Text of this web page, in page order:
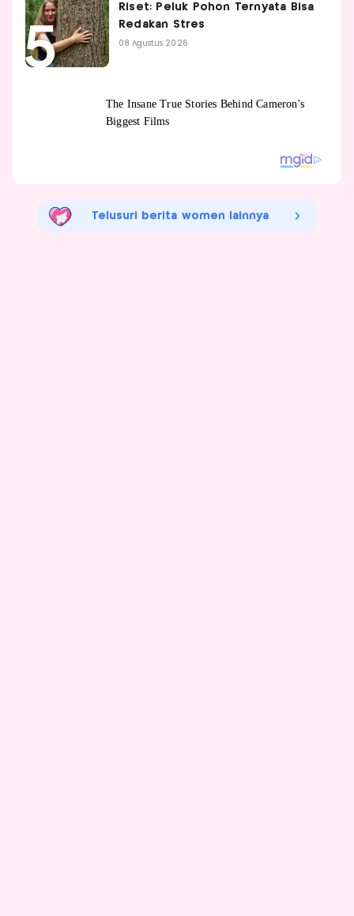
Riset: Peluk Pohon Ternyata Bisa
Redakan Stres
08 Agustus 2026
Telusuri berita women lainnya